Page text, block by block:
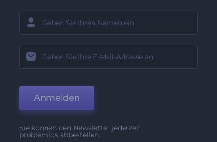
Anmelden
Sie können den Newsletter jederzeit
problemlos abbestellen.